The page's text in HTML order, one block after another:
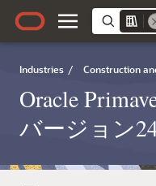
Industries / Construction
Oracle
バージョン